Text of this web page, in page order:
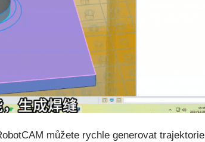
můžete rychle generovat trajektorie